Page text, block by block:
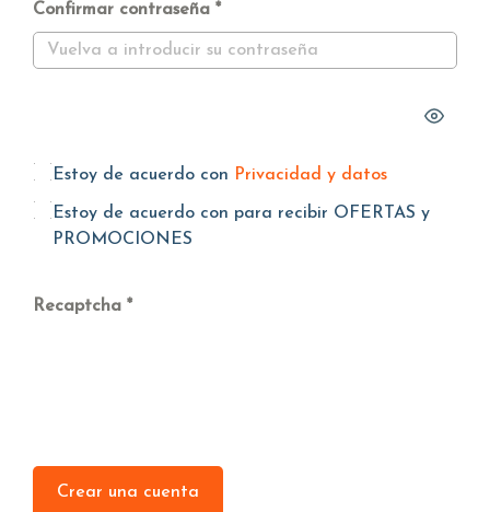
Confirmar contraseña
Estoy de acuerdo con Privacidad y datos
Estoy de acuerdo con para recibir OFERTAS y
PROMOCIONES
Recaptcha
Crear una cuenta